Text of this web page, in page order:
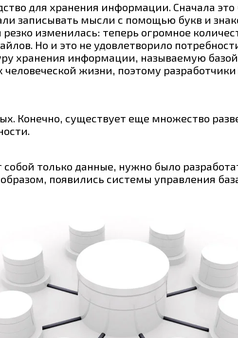
для хранения информации. Сначала
записывать мысли с помощью букв и
изменилась: теперь огромное
Но и это не удовлетворило
хранения информации, называемую
человеческой жизни, поэтому
Конечно, существует еще множество
только данные, нужно было
появились системы управления